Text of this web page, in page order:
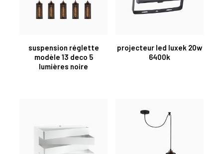
suspension réglette
modèle 13 deco 5
lumières noire
projecteur led luxek 20w
6400k